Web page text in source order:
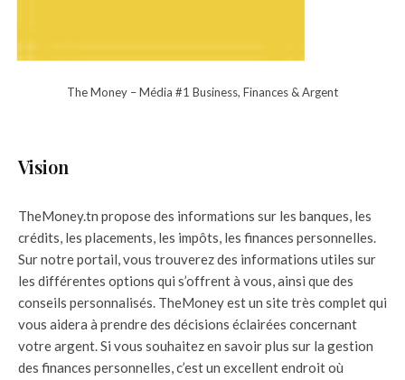
The Money – Média #1 Business, Finances & Argent
Vision
TheMoney.tn propose des informations sur les banques, les
crédits, les placements, les impôts, les finances personnelles.
Sur notre portail, vous trouverez des informations utiles sur
les différentes options qui s’offrent à vous, ainsi que des
conseils personnalisés. TheMoney est un site très complet qui
vous aidera à prendre des décisions éclairées concernant
votre argent. Si vous souhaitez en savoir plus sur la gestion
des finances personnelles, c’est un excellent endroit où